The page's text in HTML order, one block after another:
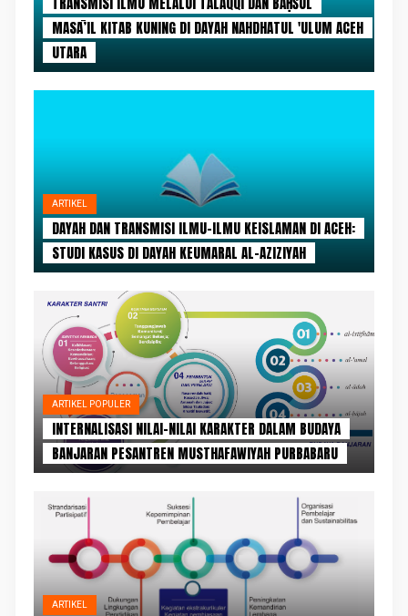
MASĀ’IL KITAB KUNING DI DAYAH NAHDHATUL 'ULUM ACEH
UTARA
ARTIKEL
DAYAH DAN TRANSMISI ILMU-ILMU KEISLAMAN DI ACEH:
STUDI KASUS DI DAYAH KEUMARAL AL-AZIZIYAH
ARTIKEL POPULER
INTERNALISASI NILAI-NILAI KARAKTER DALAM BUDAYA
BANJARAN PESANTREN MUSTHAFAWIYAH PURBABARU
ARTIKEL